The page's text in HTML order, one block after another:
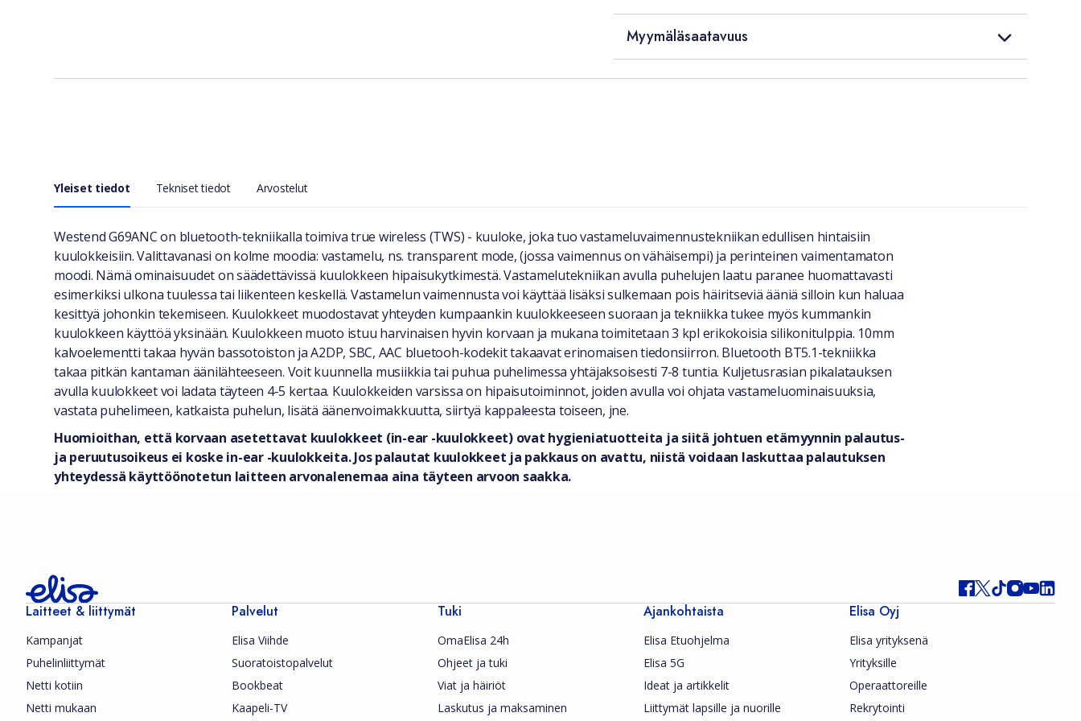
Myymäläsaatavuus
Yleiset tiedot Tekniset tiedot Arvostelut
Yleiset tiedot
Westend G69ANC on bluetooth-tekniikalla toimiva true wireless (TWS) - kuuloke, joka tuo vastameluvaimennustekniikan edullisen hintaisiin
kuulokkeisiin. Valittavanasi on kolme moodia: vastamelu, ns. transparent mode, (jossa vaimennus on vähäisempi) ja perinteinen vaimentamaton
moodi. Nämä ominaisuudet on säädettävissä kuulokkeen hipaisukytkimestä. Vastamelutekniikan avulla puhelujen laatu paranee huomattavasti
esimerkiksi ulkona tuulessa tai liikenteen keskellä. Vastamelun vaimennusta voi käyttää lisäksi sulkemaan pois häiritseviä ääniä silloin kun haluaa
kesittyä johonkin tekemiseen. Kuulokkeet muodostavat yhteyden kumpaankin kuulokkeeseen suoraan ja tekniikka tukee myös kummankin
kuulokkeen käyttöä yksinään. Kuulokkeen muoto istuu harvinaisen hyvin korvaan ja mukana toimitetaan 3 kpl erikokoisia silikonitulppia. 10mm
kalvoelementti takaa hyvän bassotoiston ja A2DP, SBC, AAC bluetooh-kodekit takaavat erinomaisen tiedonsiirron. Bluetooth BT5.1-tekniikka
takaa pitkän kantaman äänilähteeseen. Voit kuunnella musiikkia tai puhua puhelimessa yhtäjaksoisesti 7-8 tuntia. Kuljetusrasian pikalatauksen
avulla kuulokkeet voi ladata täyteen 4-5 kertaa. Kuulokkeiden varsissa on hipaisutoiminnot, joiden avulla voi ohjata vastameluominaisuuksia,
vastata puhelimeen, katkaista puhelun, lisätä äänenvoimakkuutta, siirtyä kappaleesta toiseen, jne.
Huomioithan, että korvaan asetettavat kuulokkeet (in-ear -kuulokkeet) ovat hygieniatuotteita ja siitä johtuen etämyynnin palautus-
ja peruutusoikeus ei koske in-ear -kuulokkeita. Jos palautat kuulokkeet ja pakkaus on avattu, niistä voidaan laskuttaa palautuksen
yhteydessä käyttöönotetun laitteen arvonalenemaa aina täyteen arvoon saakka.
Laitteet & liittymät
Kampanjat
Puhelinliittymät
Netti kotiin
Netti mukaan
Palvelut
Elisa Viihde
Suoratoistopalvelut
Bookbeat
Kaapeli-TV
Tuki
OmaElisa 24h
Ohjeet ja tuki
Viat ja häiriöt
Laskutus ja maksaminen
Ajankohtaista
Elisa Etuohjelma
Elisa 5G
Ideat ja artikkelit
Liittymät lapsille ja nuorille
Elisa Oyj
Elisa yrityksenä
Yrityksille
Operaattoreille
Rekrytointi